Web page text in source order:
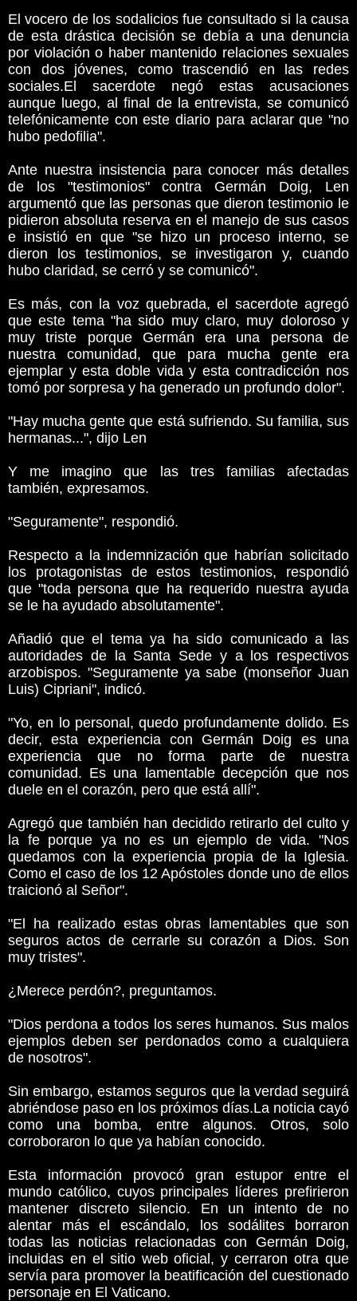
El vocero de los sodalicios fue consultado si la causa
de esta drástica decisión se debía a una denuncia
por violación o haber mantenido relaciones sexuales
con dos jóvenes, como trascendió en las redes
sociales.El sacerdote negó estas acusaciones
aunque luego, al final de la entrevista, se comunicó
telefónicamente con este diario para aclarar que "no
hubo pedofilia".
Ante nuestra insistencia para conocer más detalles
de los "testimonios" contra Germán Doig, Len
argumentó que las personas que dieron testimonio le
pidieron absoluta reserva en el manejo de sus casos
e insistió en que "se hizo un proceso interno, se
dieron los testimonios, se investigaron y, cuando
hubo claridad, se cerró y se comunicó".
Es más, con la voz quebrada, el sacerdote agregó
que este tema "ha sido muy claro, muy doloroso y
muy triste porque Germán era una persona de
nuestra comunidad, que para mucha gente era
ejemplar y esta doble vida y esta contradicción nos
tomó por sorpresa y ha generado un profundo dolor".
"Hay mucha gente que está sufriendo. Su familia, sus
hermanas...", dijo Len
Y me imagino que las tres familias afectadas
también, expresamos.
"Seguramente", respondió.
Respecto a la indemnización que habrían solicitado
los protagonistas de estos testimonios, respondió
que "toda persona que ha requerido nuestra ayuda
se le ha ayudado absolutamente".
Añadió que el tema ya ha sido comunicado a las
autoridades de la Santa Sede y a los respectivos
arzobispos. "Seguramente ya sabe (monseñor Juan
Luis) Cipriani", indicó.
"Yo, en lo personal, quedo profundamente dolido. Es
decir, esta experiencia con Germán Doig es una
experiencia que no forma parte de nuestra
comunidad. Es una lamentable decepción que nos
duele en el corazón, pero que está allí".
Agregó que también han decidido retirarlo del culto y
la fe porque ya no es un ejemplo de vida. "Nos
quedamos con la experiencia propia de la Iglesia.
Como el caso de los 12 Apóstoles donde uno de ellos
traicionó al Señor".
"El ha realizado estas obras lamentables que son
seguros actos de cerrarle su corazón a Dios. Son
muy tristes".
¿Merece perdón?, preguntamos.
"Dios perdona a todos los seres humanos. Sus malos
ejemplos deben ser perdonados como a cualquiera
de nosotros".
Sin embargo, estamos seguros que la verdad seguirá
abriéndose paso en los próximos días.La noticia cayó
como una bomba, entre algunos. Otros, solo
corroboraron lo que ya habían conocido.
Esta información provocó gran estupor entre el
mundo católico, cuyos principales líderes prefirieron
mantener discreto silencio. En un intento de no
alentar más el escándalo, los sodálites borraron
todas las noticias relacionadas con Germán Doig,
incluidas en el sitio web oficial, y cerraron otra que
servía para promover la beatificación del cuestionado
personaje en El Vaticano.